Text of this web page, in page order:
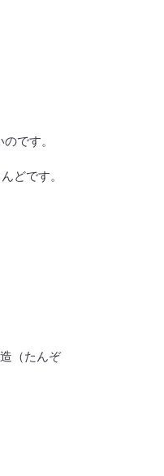
です。
どです。
（たんぞ